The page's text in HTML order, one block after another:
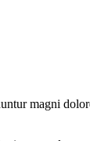
magni